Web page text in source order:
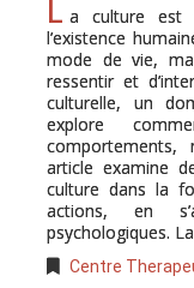
L a culture est
l’existence
mode de vie,
ressentir et
culturelle, un
explore
article examine
culture dans la
actions, en
psychologiques.
Centre